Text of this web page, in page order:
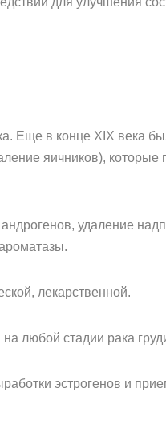
Еще в конце XIX века
яичников), которые
удаление
лекарственной.
любой стадии рака
эстрогенов и